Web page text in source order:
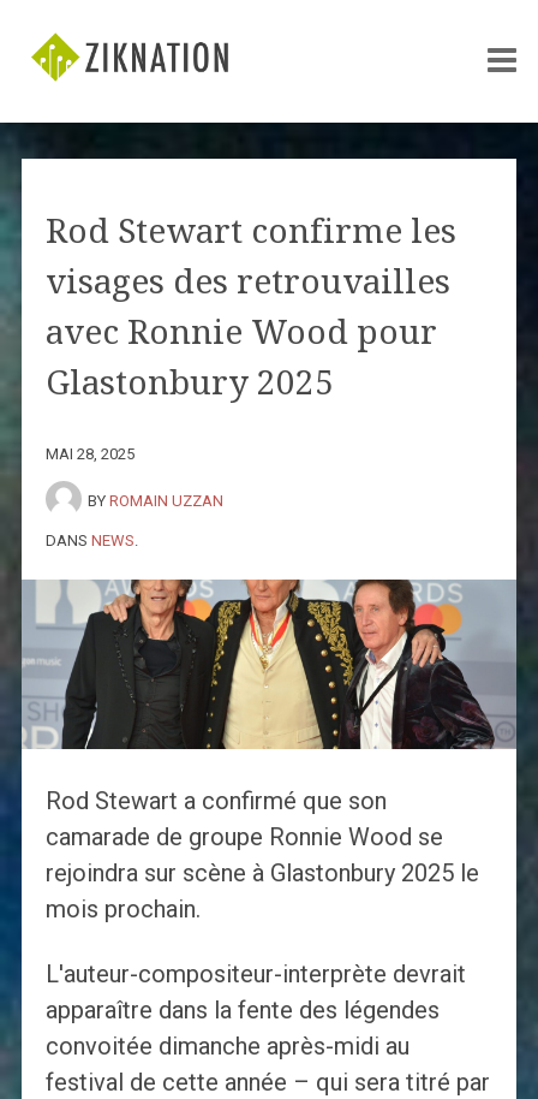
Rod Stewart confirme les
visages des retrouvailles
avec Ronnie Wood pour
Glastonbury 2025
MAI 28, 2025
BY ROMAIN UZZAN
DANS NEWS
Rod Stewart a confirmé que son
camarade de groupe Ronnie Wood se
rejoindra sur scène à Glastonbury 2025 le
mois prochain.
L'auteur-compositeur-interprète devrait
apparaître dans la fente des légendes
convoitée dimanche après-midi au
festival de cette année – qui sera titré par